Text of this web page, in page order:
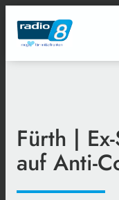
Fürth |
auf Anti-